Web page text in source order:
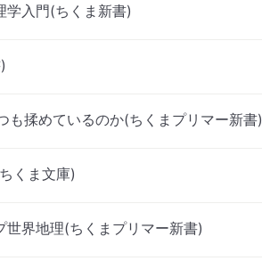
学入門(ちくま新書)
も揉めているのか(ちくまプリマー新書)
くま文庫)
世界地理(ちくまプリマー新書)